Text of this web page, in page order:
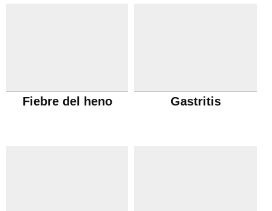
Fiebre del heno Gastritis